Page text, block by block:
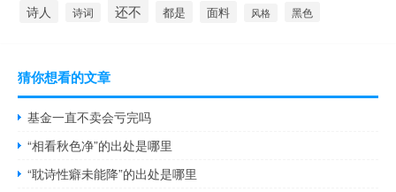
诗人 诗词 还不 都是 面料 风格 黑色
猜你想看的文章
基金一直不卖会亏完吗
“相看秋色净”的出处是哪里
“耽诗性癖未能降”的出处是哪里